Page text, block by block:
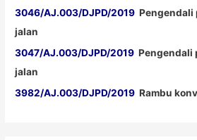
3046/AJ.003/DJPD/2019 Pengendali
jalan
3047/AJ.003/DJPD/2019 Pengendali
jalan
3982/AJ.003/DJPD/2019 Rambu